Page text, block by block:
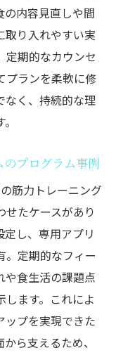
の内容見直しや間
取り入れやすい実
定期的なカウンセ
プランを柔軟に修
なく、持続的な理
プログラム事例
筋力トレーニング
せたケースがあり
し、専用アプリ
。定期的なフィー
や食生活の課題点
ます。これによ
ップを実現できた
ら支えるため、